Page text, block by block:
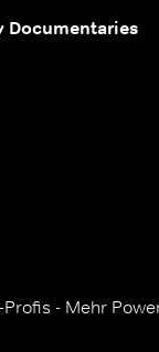
Documentaries
Profis - Mehr